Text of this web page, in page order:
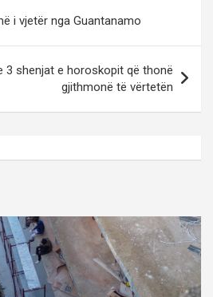
i vjetër nga Guantanamo
3 shenjat e horoskopit që thonë
gjithmonë të vërtetën